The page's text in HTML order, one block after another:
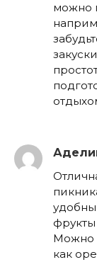
можно
Можно
как